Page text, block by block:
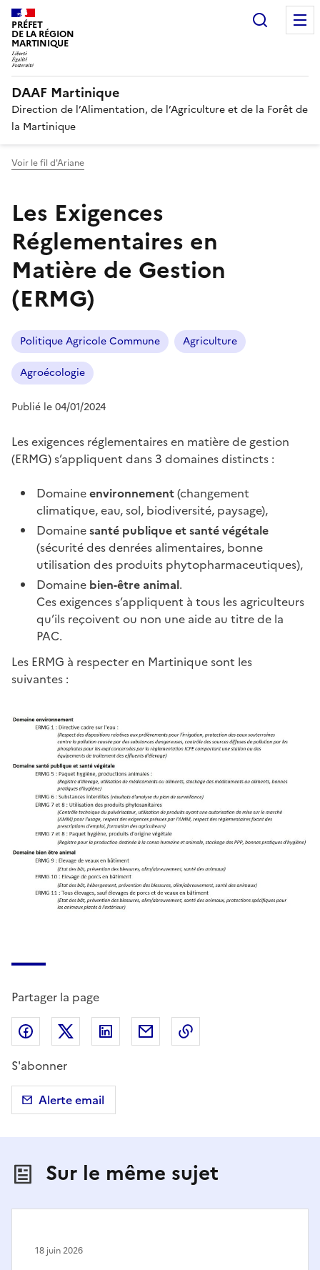
PRÉFET
DE LA RÉGION
MARTINIQUE
DAAF Martinique
Direction de l’Alimentation, de l’Agriculture et de la Forêt de
la Martinique
Voir le fil d'Ariane
Les Exigences
Réglementaires en
Matière de Gestion
(ERMG)
Politique Agricole Commune Agriculture
Agroécologie
Publié le 04/01/2024
Les exigences réglementaires en matière de gestion
(ERMG) s’appliquent dans 3 domaines distincts :
Domaineenvironnement(changement
climatique, eau, sol, biodiversité, paysage),
Domainesanté publique et santé végétale
(sécurité des denrées alimentaires, bonne
utilisation des produits phytopharmaceutiques),
Domaine bien-être animal.
Ces exigences s’appliquent à tous les agriculteurs
qu’ils reçoivent ou non une aide au titre de la
PAC.
Les ERMG à respecter en Martinique sont les
suivantes :
Partager la page
Partager sur Facebook
Partager sur X (anciennement Twitter)
Partager sur LinkedIn
Partager par email
S'abonner
Alerte email
Sur le même sujet
18 juin 2026